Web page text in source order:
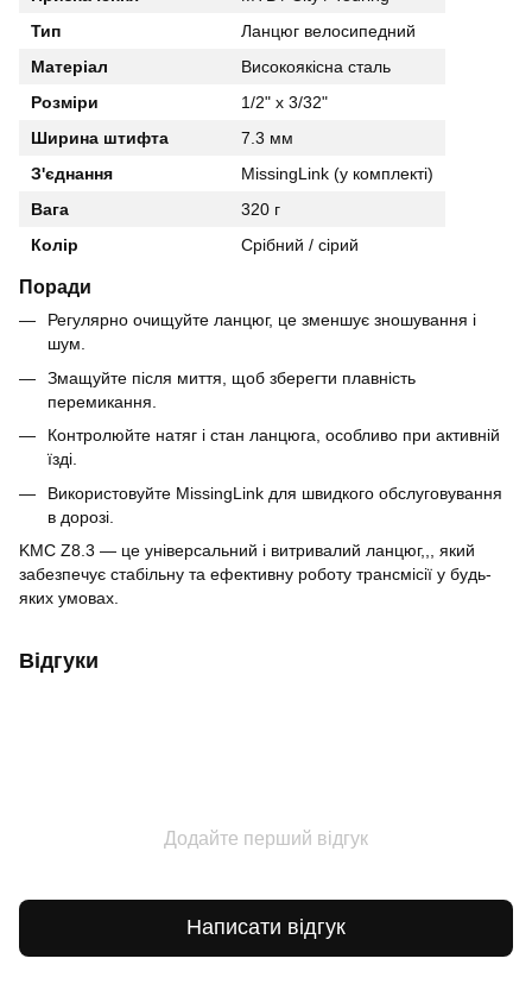
Тип
Ланцюг велосипедний
Матеріал
Високоякісна сталь
Розміри
1/2" x 3/32"
Ширина штифта
7.3 мм
З'єднання
MissingLink (у комплекті)
Вага
320 г
Колір
Срібний / сірий
Поради
Регулярно очищуйте ланцюг, це зменшує зношування і
шум.
Змащуйте після миття, щоб зберегти плавність
перемикання.
Контролюйте натяг і стан ланцюга, особливо при активній
їзді.
Використовуйте MissingLink для швидкого обслуговування
в дорозі.
KMC Z8.3 — це універсальний і витривалий ланцюг,,, який
забезпечує стабільну та ефективну роботу трансмісії у будь-
яких умовах.
Відгуки
Додайте перший відгук
Написати відгук